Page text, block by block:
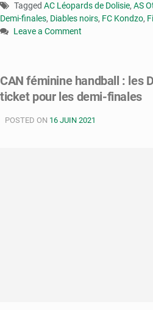
Tagged AC Léopards de Dolisie, AS
Demi-finales, Diables noirs, FC Kondzo,
Leave a Comment
Congo
:
des
CAN féminine handball : les
ticket pour les demi-finales
POSTED ON 16 JUIN 2021